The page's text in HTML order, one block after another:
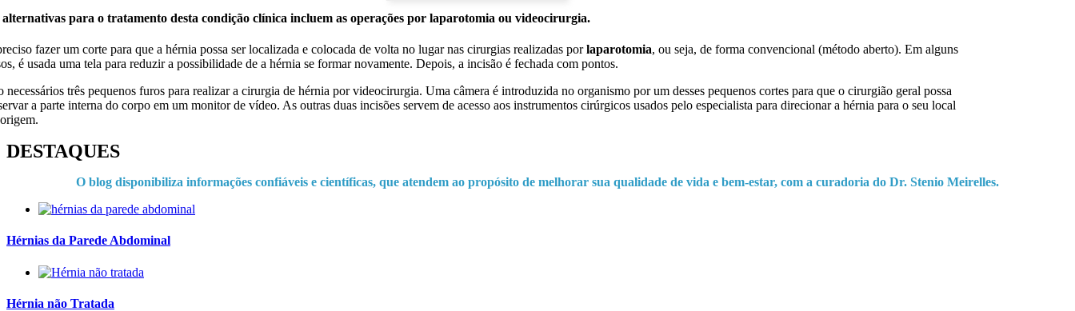
alternativas para o tratamento desta condição clínica incluem as operações por laparotomia ou videocirurgia.
fazer um corte para que a hérnia possa ser localizada e colocada de volta no lugar nas cirurgias realizadas porlaparotomia, ou seja, de forma convencional (método aberto). Em alguns
é usada uma tela para reduzir a possibilidade de a hérnia se formar novamente. Depois, a incisão é fechada com pontos.
necessários três pequenos furos para realizar a cirurgia de hérnia por videocirurgia. Uma câmera é introduzida no organismo por um desses pequenos cortes para que o cirurgião geral possa
a parte interna do corpo em um monitor de vídeo. As outras duas incisões servem de acesso aos instrumentos cirúrgicos usados pelo especialista para direcionar a hérnia para o seu local
DESTAQUES
O blog disponibiliza informações confiáveis e científicas, que atendem ao propósito de melhorar sua qualidade de vida e bem-estar, com a curadoria do Dr. Stenio Meirelles.
Hérnias da Parede Abdominal
Hérnia não Tratada